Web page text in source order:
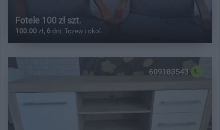
Fotele 100 zł szt.
100.00 zł, 6 dni, Tczew i okol
609183543